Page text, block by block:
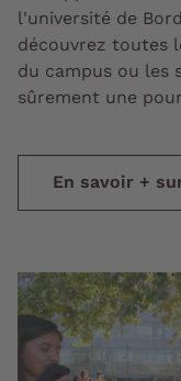
l'université de
découvrez toutes
du campus ou les
sûrement une
En savoir +